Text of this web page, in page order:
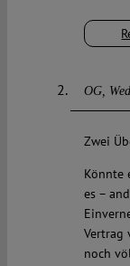
OG
Zwei
Könnte
es –
Vertrag
noch